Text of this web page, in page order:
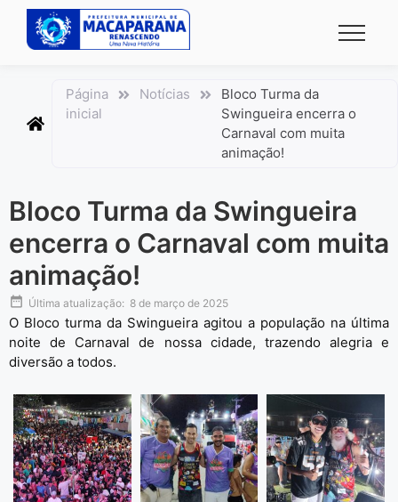
conteúdo
Página
inicial
Notícias
Bloco Turma da
Swingueira encerra o
Carnaval com muita
animação!
Bloco Turma da Swingueira
encerra o Carnaval com muita
animação!
Última atualização: 8 de março de 2025
O Bloco turma da Swingueira agitou a população na última
noite de Carnaval de nossa cidade, trazendo alegria e
diversão a todos.